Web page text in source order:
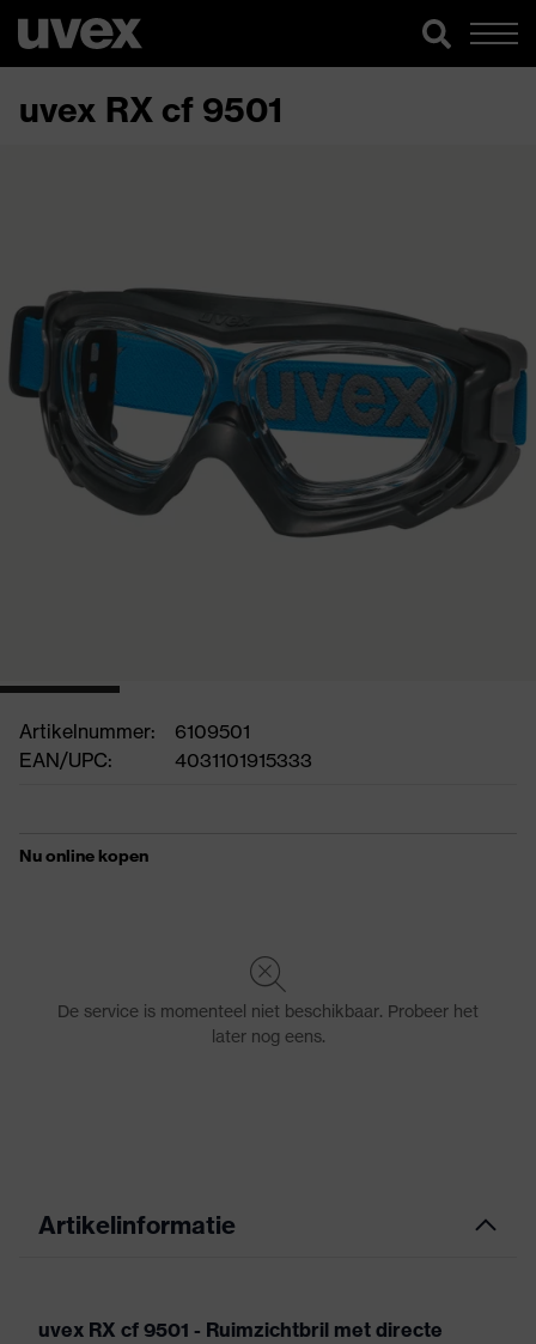
uvex RX cf 9501
Artikelnummer:
6109501
EAN/UPC:
4031101915333
Artikelinformatie
uvex RX cf 9501 - Ruimzichtbril met directe